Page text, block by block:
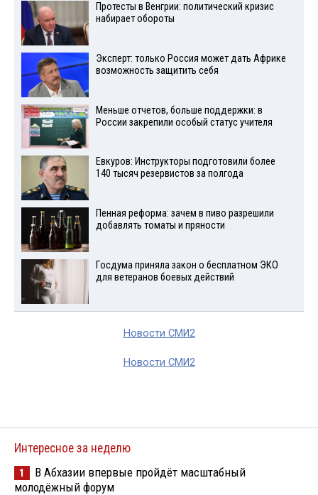
Протесты в Венгрии: политический кризис
набирает обороты
Эксперт: только Россия может дать Африке
возможность защитить себя
Меньше отчетов, больше поддержки: в
России закрепили особый статус учителя
Евкуров: Инструкторы подготовили более
140 тысяч резервистов за полгода
Пенная реформа: зачем в пиво разрешили
добавлять томаты и пряности
Госдума приняла закон о бесплатном ЭКО
для ветеранов боевых действий
Новости СМИ2
Новости СМИ2
Интересное за неделю
1
В Абхазии впервые пройдёт масштабный
молодёжный форум